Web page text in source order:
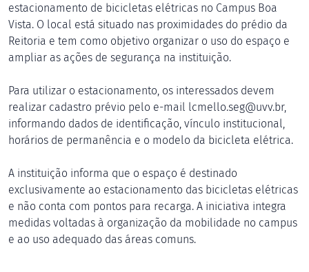
estacionamento de bicicletas elétricas no Campus Boa
Vista. O local está situado nas proximidades do prédio da
Reitoria e tem como objetivo organizar o uso do espaço e
ampliar as ações de segurança na instituição.
Para utilizar o estacionamento, os interessados devem
realizar cadastro prévio pelo e-mail lcmello.seg@uvv.br,
informando dados de identificação, vínculo institucional,
horários de permanência e o modelo da bicicleta elétrica.
A instituição informa que o espaço é destinado
exclusivamente ao estacionamento das bicicletas elétricas
e não conta com pontos para recarga. A iniciativa integra
medidas voltadas à organização da mobilidade no campus
e ao uso adequado das áreas comuns.